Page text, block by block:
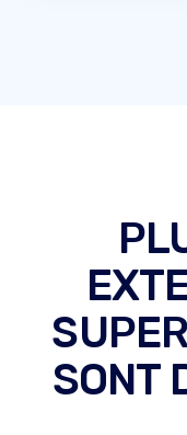
SONT